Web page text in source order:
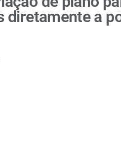
diretamente a